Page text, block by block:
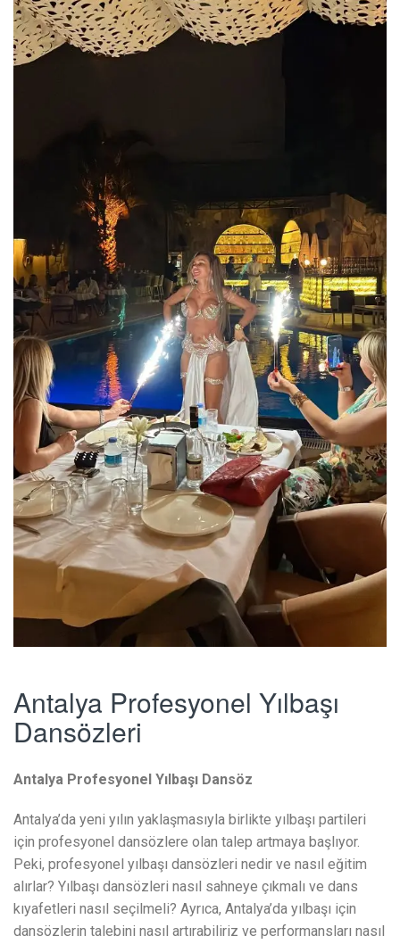
Antalya Profesyonel Yılbaşı
Dansözleri
Antalya Profesyonel Yılbaşı Dansöz
Antalya’da yeni yılın yaklaşmasıyla birlikte yılbaşı partileri
için profesyonel dansözlere olan talep artmaya başlıyor.
Peki, profesyonel yılbaşı dansözleri nedir ve nasıl eğitim
alırlar? Yılbaşı dansözleri nasıl sahneye çıkmalı ve dans
kıyafetleri nasıl seçilmeli? Ayrıca, Antalya’da yılbaşı için
dansözlerin talebini nasıl artırabiliriz ve performansları nasıl